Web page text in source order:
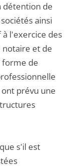
détention de
ainsi
l'exercice des
notaire et de
forme de
prévu une
s'il est